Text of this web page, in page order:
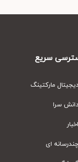
سریع
مارکتینگ
سرا
ای